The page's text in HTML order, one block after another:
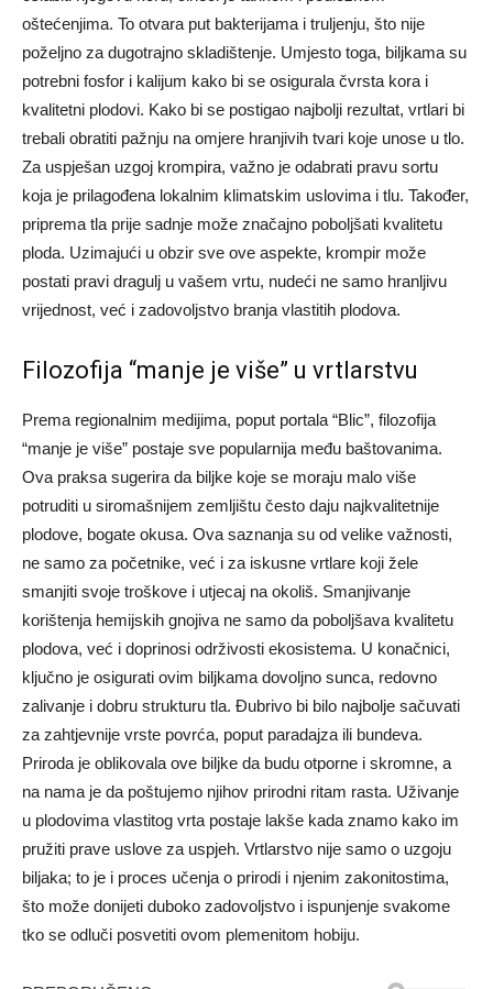
oštećenjima. To otvara put bakterijama i truljenju, što nije
poželjno za dugotrajno skladištenje. Umjesto toga, biljkama su
potrebni fosfor i kalijum kako bi se osigurala čvrsta kora i
kvalitetni plodovi. Kako bi se postigao najbolji rezultat, vrtlari bi
trebali obratiti pažnju na omjere hranjivih tvari koje unose u tlo.
Za uspješan uzgoj krompira, važno je odabrati pravu sortu
koja je prilagođena lokalnim klimatskim uslovima i tlu. Također,
priprema tla prije sadnje može značajno poboljšati kvalitetu
ploda. Uzimajući u obzir sve ove aspekte, krompir može
postati pravi dragulj u vašem vrtu, nudeći ne samo hranljivu
vrijednost, već i zadovoljstvo branja vlastitih plodova.
Filozofija “manje je više” u vrtlarstvu
Prema regionalnim medijima, poput portala “Blic”, filozofija
“manje je više” postaje sve popularnija među baštovanima.
Ova praksa sugerira da biljke koje se moraju malo više
potruditi u siromašnijem zemljištu često daju najkvalitetnije
plodove, bogate okusa. Ova saznanja su od velike važnosti,
ne samo za početnike, već i za iskusne vrtlare koji žele
smanjiti svoje troškove i utjecaj na okoliš. Smanjivanje
korištenja hemijskih gnojiva ne samo da poboljšava kvalitetu
plodova, već i doprinosi održivosti ekosistema. U konačnici,
ključno je osigurati ovim biljkama dovoljno sunca, redovno
zalivanje i dobru strukturu tla. Đubrivo bi bilo najbolje sačuvati
za zahtjevnije vrste povrća, poput paradajza ili bundeva.
Priroda je oblikovala ove biljke da budu otporne i skromne, a
na nama je da poštujemo njihov prirodni ritam rasta. Uživanje
u plodovima vlastitog vrta postaje lakše kada znamo kako im
pružiti prave uslove za uspjeh. Vrtlarstvo nije samo o uzgoju
biljaka; to je i proces učenja o prirodi i njenim zakonitostima,
što može donijeti duboko zadovoljstvo i ispunjenje svakome
tko se odluči posvetiti ovom plemenitom hobiju.